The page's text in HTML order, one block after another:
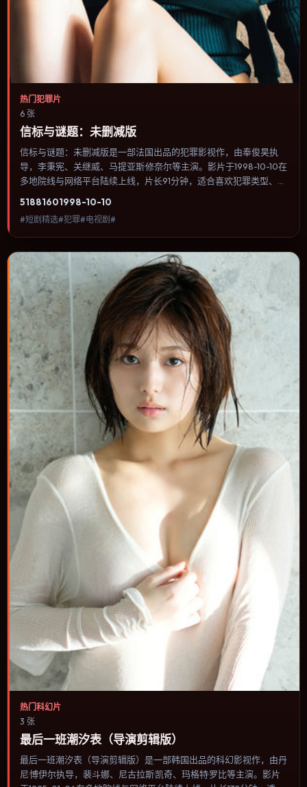
热门犯罪片
6 张
信标与谜题：未删减版
信标与谜题：未删减版是一部法国出品的犯罪影视作，由奉俊昊执
导，李秉宪、关继威、马提亚斯·修奈尔等主演。影片于1998-10-10在
多地院线与网络平台陆续上线，片长91分钟，适合喜欢犯罪类型、关
节奏与视听语言统一，可作为休闲观影或类型片补片的选择。
51881601998-10-10
#短剧精选#犯罪#电视剧#
热门科幻片
3 张
最后一班潮汐表（导演剪辑版）
最后一班潮汐表（导演剪辑版）是一部韩国出品的科幻影视作，由丹
尼·博伊尔执导，裴斗娜、尼古拉斯·凯奇、玛格特·罗比等主演。影片